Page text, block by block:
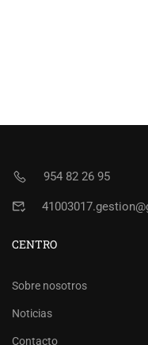
954 82 26 95
CENTRO
Sobre nosotros
Noticias
Contacto